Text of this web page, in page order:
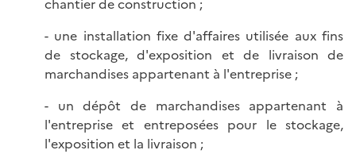
chantier de construction ;
- une installation fixe d'affaires utilisée aux fins
de stockage, d'exposition et de livraison de
marchandises appartenant à l'entreprise ;
- un dépôt de marchandises appartenant à
l'entreprise et entreposées pour le stockage,
l'exposition et la livraison ;